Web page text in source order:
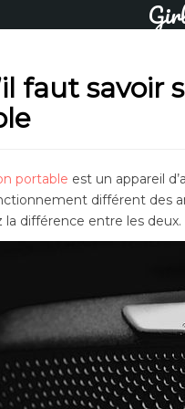
faut savoir
portable est un appareil
différent des
la différence entre les deux.